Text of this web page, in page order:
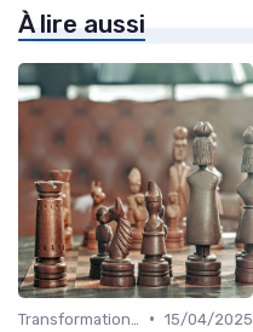
À lire aussi
• 15/04/2025